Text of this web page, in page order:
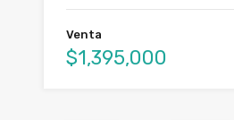
Venta
$1,395,000